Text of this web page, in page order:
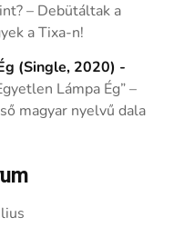
– Debütáltak a
a Tixa-n!
(Single, 2020) -
Lámpa Ég” –
magyar nyelvű dala